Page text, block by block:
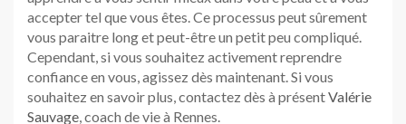
accepter tel que vous êtes. Ce processus peut sûrement
vous paraitre long et peut-être un petit peu compliqué.
Cependant, si vous souhaitez activement reprendre
confiance en vous, agissez dès maintenant. Si vous
souhaitez en savoir plus, contactez dès à présentValérie
Sauvage, coach de vie à Rennes.